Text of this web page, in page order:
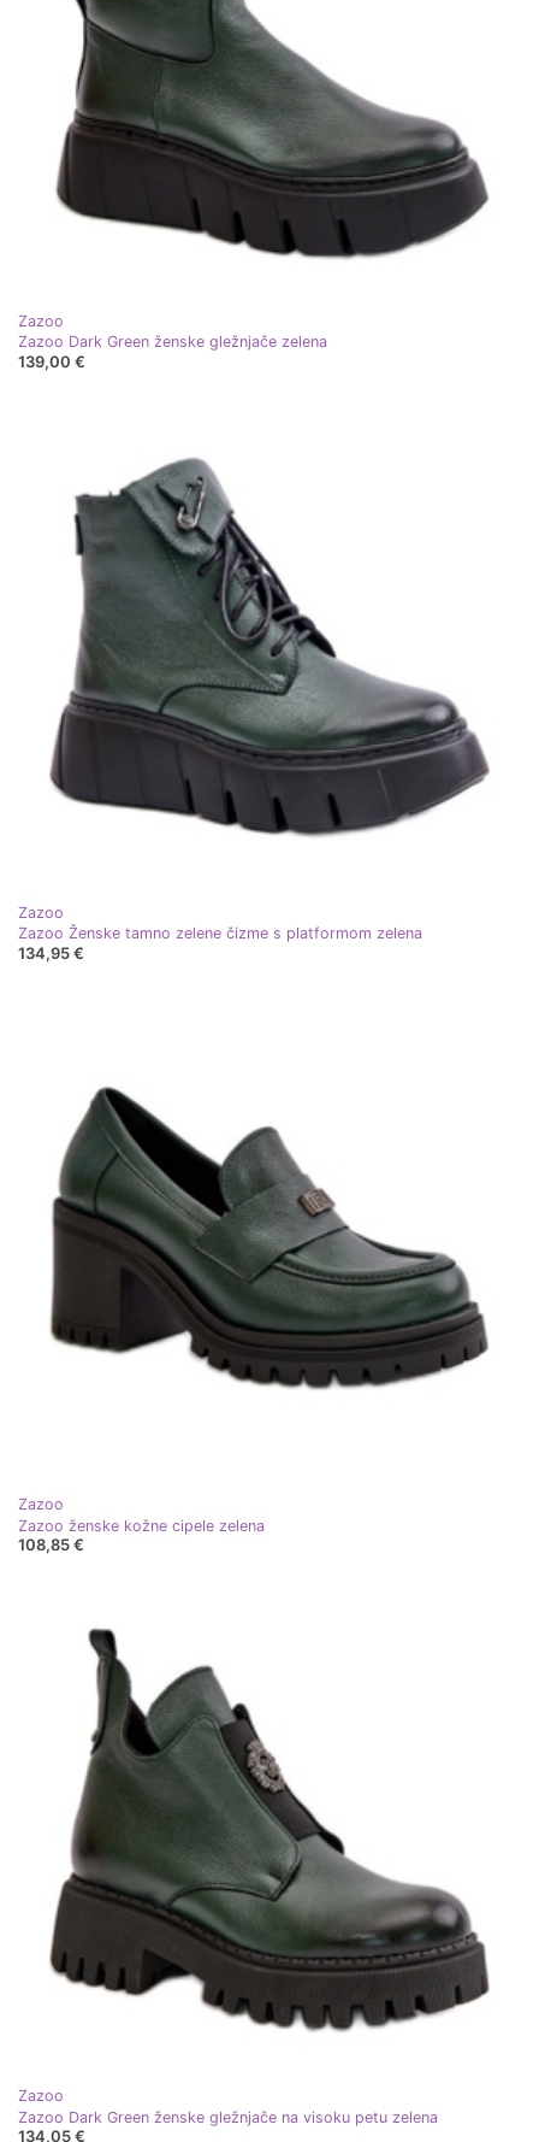
Zazoo
Zazoo Dark Green ženske gležnjače zelena
139,00 €
Zazoo
Zazoo Ženske tamno zelene čizme s platformom zelena
134,95 €
Zazoo
Zazoo ženske kožne cipele zelena
108,85 €
Zazoo
Zazoo Dark Green ženske gležnjače na visoku petu zelena
134,05 €